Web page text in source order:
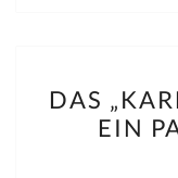
DAS
EIN